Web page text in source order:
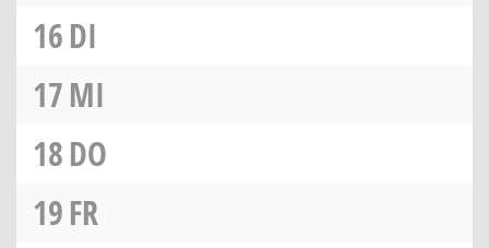
16DI
17MI
18DO
19FR